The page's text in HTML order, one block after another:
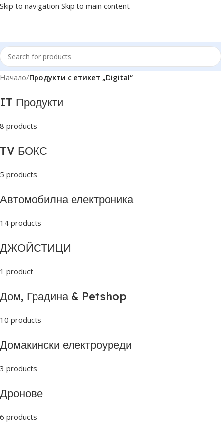
Skip to navigation Skip to main content
Начало/Продукти с етикет „Digital“
IT Продукти
8 products
TV БОКС
5 products
Автомобилна електроника
14 products
ДЖОЙСТИЦИ
1 product
Дом, Градина & Petshop
10 products
Домакински електроуреди
3 products
Дронове
6 products